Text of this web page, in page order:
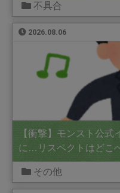
不具合
2026.08.06
【衝撃】モンスト公式
に…リスペクトはどこ
その他